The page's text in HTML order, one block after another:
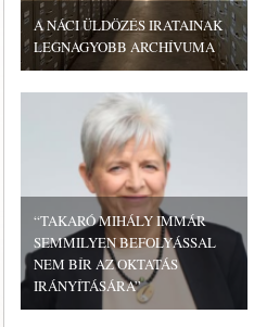
A NÁCI ÜLDÖZÉS IRATAINAK
LEGNAGYOBB ARCHÍVUMA
“TAKARÓ MIHÁLY IMMÁR
SEMMILYEN BEFOLYÁSSAL
NEM BÍR AZ OKTATÁS
IRÁNYÍTÁSÁRA”